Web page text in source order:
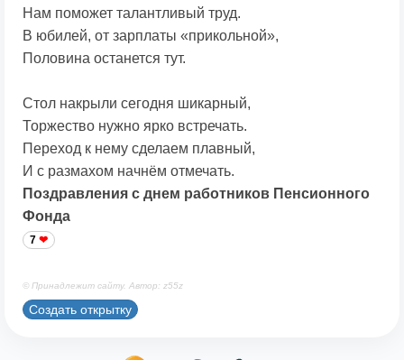
Нам поможет талантливый труд.
В юбилей, от зарплаты «прикольной»,
Половина останется тут.
Стол накрыли сегодня шикарный,
Торжество нужно ярко встречать.
Переход к нему сделаем плавный,
И с размахом начнём отмечать.
Поздравления с днем работников Пенсионного
Фонда
7
© Принадлежит сайту. Автор: z55z
Создать открытку